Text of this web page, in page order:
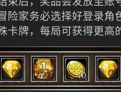
险家务必选择好登录角
卡牌，每局可获得更高